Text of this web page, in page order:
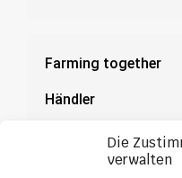
Die
verwalten
Farming together
Händler
Dokumentation